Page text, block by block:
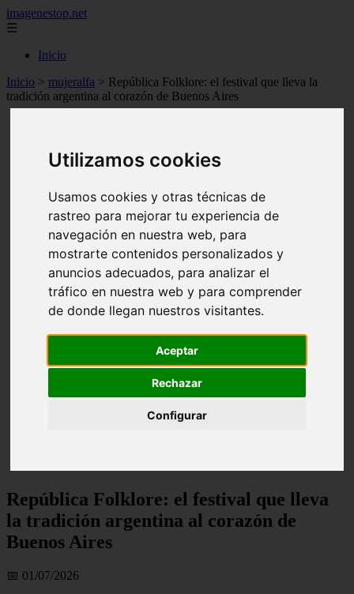
Utilizamos cookies
Usamos cookies y otras técnicas de
rastreo para mejorar tu experiencia de
navegación en nuestra web, para
mostrarte contenidos personalizados y
anuncios adecuados, para analizar el
tráfico en nuestra web y para comprender
de donde llegan nuestros visitantes.
Aceptar
Rechazar
Configurar
imagenestop.net
☰
Inicio
Inicio > mujeralfa > República Folklore: el festival que lleva la
tradición argentina al corazón de Buenos Aires
República Folklore: el festival que lleva
la tradición argentina al corazón de
Buenos Aires
📅 01/07/2026